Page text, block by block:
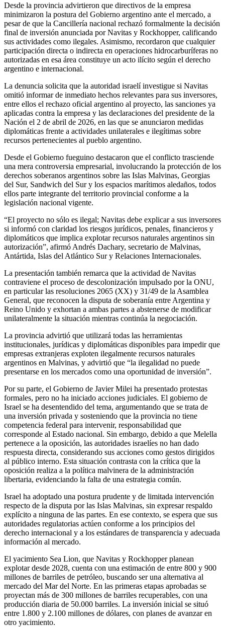
Desde la provincia advirtieron que directivos de la empresa
minimizaron la postura del Gobierno argentino ante el mercado, a
pesar de que la Cancillería nacional rechazó formalmente la decisión
final de inversión anunciada por Navitas y Rockhopper, calificando
sus actividades como ilegales. Asimismo, recordaron que cualquier
participación directa o indirecta en operaciones hidrocarburíferas no
autorizadas en esa área constituye un acto ilícito según el derecho
argentino e internacional.
La denuncia solicita que la autoridad israelí investigue si Navitas
omitió informar de inmediato hechos relevantes para sus inversores,
entre ellos el rechazo oficial argentino al proyecto, las sanciones ya
aplicadas contra la empresa y las declaraciones del presidente de la
Nación el 2 de abril de 2026, en las que se anunciaron medidas
diplomáticas frente a actividades unilaterales e ilegítimas sobre
recursos pertenecientes al pueblo argentino.
Desde el Gobierno fueguino destacaron que el conflicto trasciende
una mera controversia empresarial, involucrando la protección de los
derechos soberanos argentinos sobre las Islas Malvinas, Georgias
del Sur, Sandwich del Sur y los espacios marítimos aledaños, todos
ellos parte integrante del territorio provincial conforme a la
legislación nacional vigente.
“El proyecto no sólo es ilegal; Navitas debe explicar a sus inversores
si informó con claridad los riesgos jurídicos, penales, financieros y
diplomáticos que implica explotar recursos naturales argentinos sin
autorización”, afirmó Andrés Dachary, secretario de Malvinas,
Antártida, Islas del Atlántico Sur y Relaciones Internacionales.
La presentación también remarca que la actividad de Navitas
contraviene el proceso de descolonización impulsado por la ONU,
en particular las resoluciones 2065 (XX) y 31/49 de la Asamblea
General, que reconocen la disputa de soberanía entre Argentina y
Reino Unido y exhortan a ambas partes a abstenerse de modificar
unilateralmente la situación mientras continúa la negociación.
La provincia advirtió que utilizará todas las herramientas
institucionales, jurídicas y diplomáticas disponibles para impedir que
empresas extranjeras exploten ilegalmente recursos naturales
argentinos en Malvinas, y advirtió que “la ilegalidad no puede
presentarse en los mercados como una oportunidad de inversión”.
Por su parte, el Gobierno de Javier Milei ha presentado protestas
formales, pero no ha iniciado acciones judiciales. El gobierno de
Israel se ha desentendido del tema, argumentando que se trata de
una inversión privada y sosteniendo que la provincia no tiene
competencia federal para intervenir, responsabilidad que
corresponde al Estado nacional. Sin embargo, debido a que Melella
pertenece a la oposición, las autoridades israelíes no han dado
respuesta directa, considerando sus acciones como gestos dirigidos
al público interno. Esta situación contrasta con la crítica que la
oposición realiza a la política malvinera de la administración
libertaria, evidenciando la falta de una estrategia común.
Israel ha adoptado una postura prudente y de limitada intervención
respecto de la disputa por las Islas Malvinas, sin expresar respaldo
explícito a ninguna de las partes. En ese contexto, se espera que sus
autoridades regulatorias actúen conforme a los principios del
derecho internacional y a los estándares de transparencia y adecuada
información al mercado.
El yacimiento Sea Lion, que Navitas y Rockhopper planean
explotar desde 2028, cuenta con una estimación de entre 800 y 900
millones de barriles de petróleo, buscando ser una alternativa al
mercado del Mar del Norte. En las primeras etapas aprobadas se
proyectan más de 300 millones de barriles recuperables, con una
producción diaria de 50.000 barriles. La inversión inicial se situó
entre 1.800 y 2.100 millones de dólares, con planes de avanzar en
otro yacimiento.